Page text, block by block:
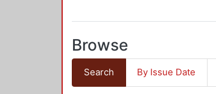
Browse
Search By Issue Date